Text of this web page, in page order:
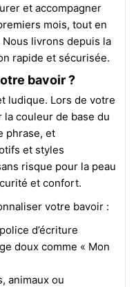
et accompagner
mois, tout en
livrons depuis la
rapide et sécurisée.
bavoir ?
ludique. Lors de votre
couleur de base du
phrase, et
et styles
risque pour la peau
et confort.
votre bavoir :
d’écriture
doux comme « Mon
animaux ou